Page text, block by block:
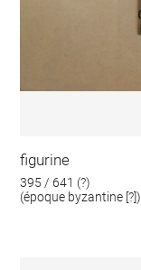
figurine
395 / 641 (?)
(époque byzantine [?])